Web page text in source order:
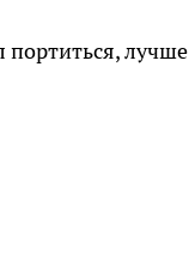
портиться, лучше